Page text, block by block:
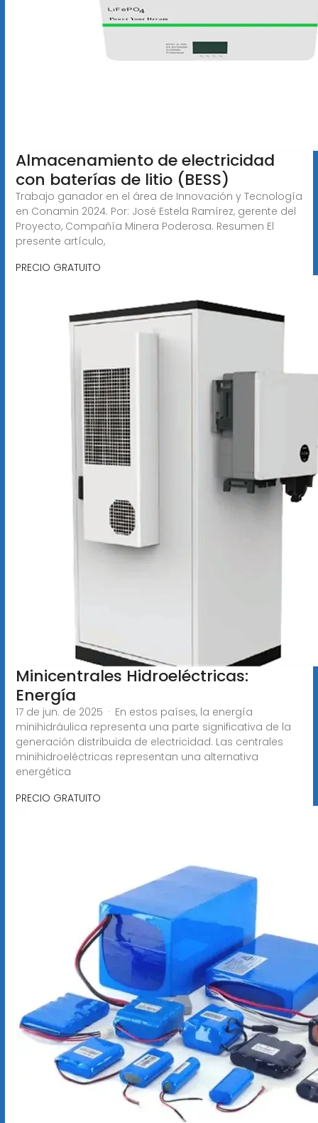
Almacenamiento de electricidad
con baterías de litio (BESS)
Trabajo ganador en el área de Innovación y Tecnología
en Conamin 2024. Por: José Estela Ramírez, gerente del
Proyecto, Compañía Minera Poderosa. Resumen El
presente artículo,
PRECIO GRATUITO
Minicentrales Hidroeléctricas:
Energía
17 de jun. de 2025 · En estos países, la energía
minihidráulica representa una parte significativa de la
generación distribuida de electricidad. Las centrales
minihidroeléctricas representan una alternativa
energética
PRECIO GRATUITO